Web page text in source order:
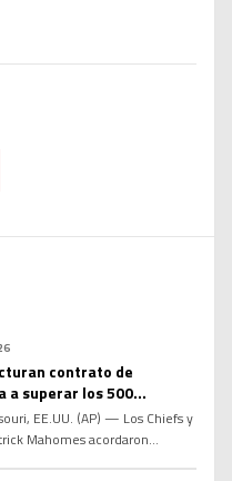
contrato de
a superar los 500
EE.UU. (AP) — Los Chiefs y
Mahomes acordaron